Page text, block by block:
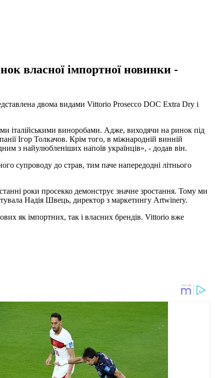
власної імпортної новинки -
​​двома видами Vittorio Prosecco DOC Extra Dry і
італійськими виноробами. Адже, виходячи на ринок під
Ігор Толкачов. Крім того, в міжнародній винній
з найулюбленіших напоїв українців», - додав він.
супроводу до страв, тим паче напередодні літнього
роки просекко демонструє значне зростання. Тому ми
Надія Швець, директор з маркетингу Artwinery.
як імпортних, так і власних брендів. Vittorio вже